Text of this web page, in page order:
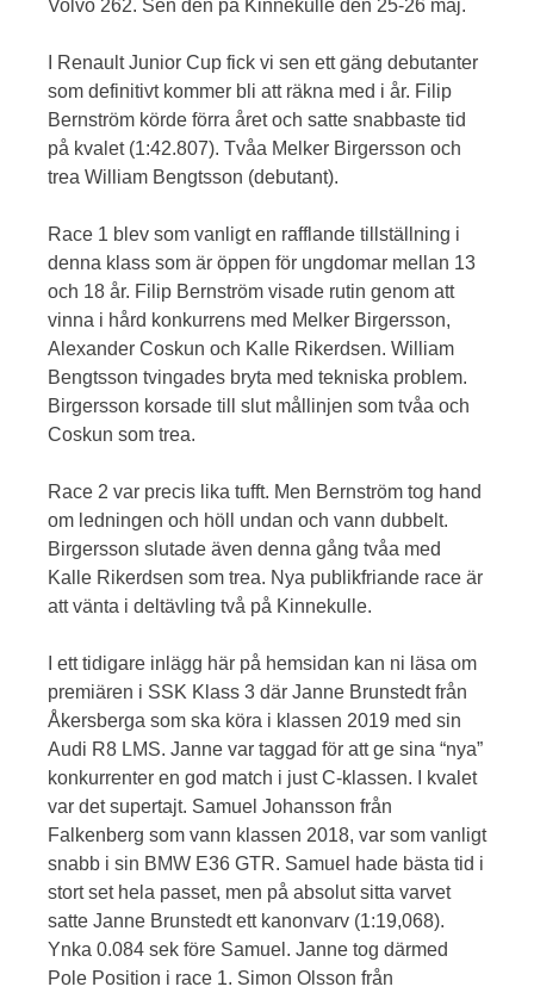
Volvo 262. Sen den på Kinnekulle den 25-26 maj.
I Renault Junior Cup fick vi sen ett gäng debutanter
som definitivt kommer bli att räkna med i år. Filip
Bernström körde förra året och satte snabbaste tid
på kvalet (1:42.807). Tvåa Melker Birgersson och
trea William Bengtsson (debutant).
Race 1 blev som vanligt en rafflande tillställning i
denna klass som är öppen för ungdomar mellan 13
och 18 år. Filip Bernström visade rutin genom att
vinna i hård konkurrens med Melker Birgersson,
Alexander Coskun och Kalle Rikerdsen. William
Bengtsson tvingades bryta med tekniska problem.
Birgersson korsade till slut mållinjen som tvåa och
Coskun som trea.
Race 2 var precis lika tufft. Men Bernström tog hand
om ledningen och höll undan och vann dubbelt.
Birgersson slutade även denna gång tvåa med
Kalle Rikerdsen som trea. Nya publikfriande race är
att vänta i deltävling två på Kinnekulle.
I ett tidigare inlägg här på hemsidan kan ni läsa om
premiären i SSK Klass 3 där Janne Brunstedt från
Åkersberga som ska köra i klassen 2019 med sin
Audi R8 LMS. Janne var taggad för att ge sina “nya”
konkurrenter en god match i just C-klassen. I kvalet
var det supertajt. Samuel Johansson från
Falkenberg som vann klassen 2018, var som vanligt
snabb i sin BMW E36 GTR. Samuel hade bästa tid i
stort set hela passet, men på absolut sitta varvet
satte Janne Brunstedt ett kanonvarv (1:19,068).
Ynka 0.084 sek före Samuel. Janne tog därmed
Pole Position i race 1. Simon Olsson från